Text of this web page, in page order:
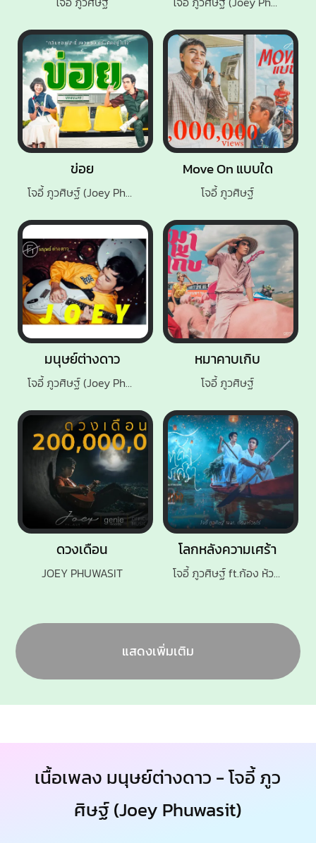
ดวงเดือน
JOEY PHUWASIT
Move On แบบใด
โจอี้ ภูวศิษฐ์
โลกหลังความเศร้า
โจอี้ ภูวศิษฐ์ ft.ก้อง ห้วยไร่
หมาคาบเกิบ
โจอี้ ภูวศิษฐ์
ข่อย
โจอี้ ภูวศิษฐ์ (Joey Phuwasit)
มนุษย์ต่างดาว
โจอี้ ภูวศิษฐ์ (Joey Phuwasit)
แสดงเพิ่มเติม
เนื้อเพลง มนุษย์ต่างดาว - โจอี้ ภูว
ศิษฐ์ (Joey Phuwasit)